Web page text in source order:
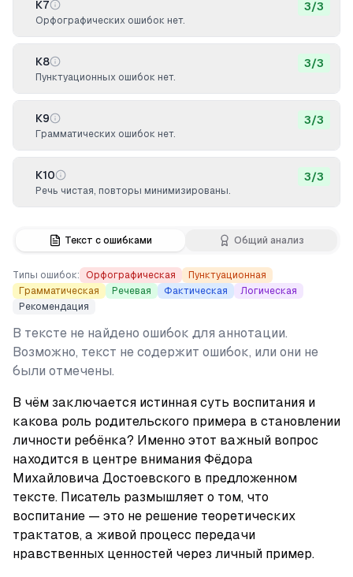
Текст с ошибками Общий анализ
Типы ошибок: Орфографическая
Пунктуационная
Грамматическая
Речевая Фактическая
Логическая
Рекомендация
В тексте не найдено ошибок для аннотации.
Возможно, текст не содержит ошибок, или они не
были отмечены.
В чём заключается истинная суть воспитания и
какова роль родительского примера в становлении
личности ребёнка? Именно этот важный вопрос
находится в центре внимания Фёдора
Михайловича Достоевского в предложенном
тексте. Писатель размышляет о том, что
воспитание — это не решение теоретических
трактатов, а живой процесс передачи
нравственных ценностей через личный пример.
К7
Орфографических ошибок нет.
3/3
К8
Пунктуационных ошибок нет.
3/3
К9
Грамматических ошибок нет.
3/3
К10
Речь чистая, повторы минимизированы.
3/3